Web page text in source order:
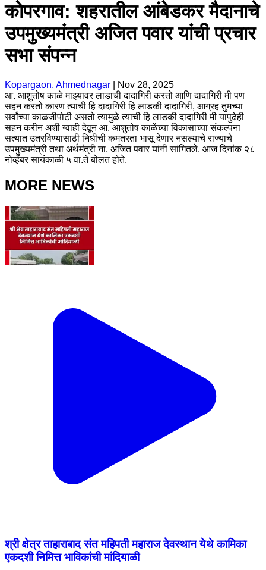
कोपरगाव: शहरातील आंबेडकर मैदानाचे
उपमुख्यमंत्री अजित पवार यांची प्रचार
सभा संपन्न
Kopargaon, Ahmednagar
Nov 28, 2025
आ. आशुतोष काळे माझ्यावर लाडाची दादागिरी करतो आणि दादागिरी मी पण
सहन करतो कारण त्याची हि दादागिरी हि लाडकी दादागिरी, आग्रह तुमच्या
सर्वांच्या काळजीपोटी असतो त्यामुळे त्याची हि लाडकी दादागिरी मी यापुढेही
सहन करीन अशी ग्वाही देवून आ. आशुतोष काळेंच्या विकासाच्या संकल्पना
सत्यात उतरविण्यासाठी निधीची कमतरता भासू देणार नसल्याचे राज्याचे
उपमुख्यमंत्री तथा अर्थमंत्री ना. अजित पवार यांनी सांगितले. आज दिनांक २८
नोव्हेंबर सायंकाळी ५ वा.ते बोलत होते.
MORE NEWS
श्री क्षेत्र ताहाराबाद संत महिपती महाराज देवस्थान येथे कामिका
एकदशी निमित्त भाविकांची मांदियाळी